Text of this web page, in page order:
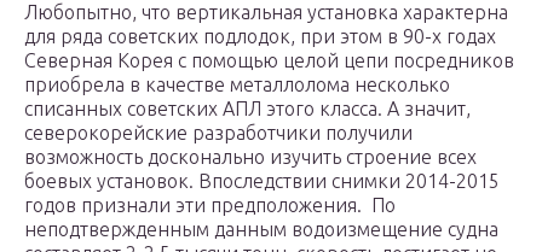
Любопытно, что вертикальная установка характерна
для ряда советских подлодок, при этом в 90-х годах
Северная Корея с помощью целой цепи посредников
приобрела в качестве металлолома несколько
списанных советских АПЛ этого класса. А значит,
северокорейские разработчики получили
возможность досконально изучить строение всех
боевых установок. Впоследствии снимки 2014-2015
годов признали эти предположения. По
неподтвержденным данным водоизмещение судна